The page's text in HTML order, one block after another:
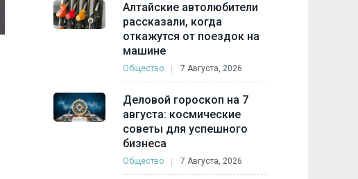
Алтайские автолюбители
рассказали, когда
откажутся от поездок на
машине
Общество 7 Августа, 2026
Деловой гороскоп на 7
августа: космические
советы для успешного
бизнеса
Общество 7 Августа, 2026